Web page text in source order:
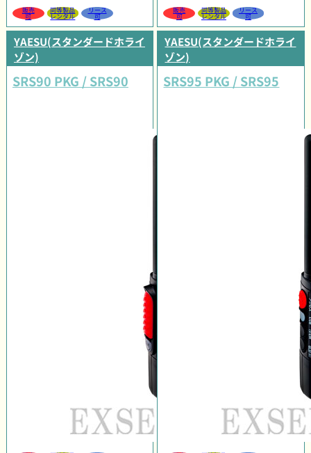
販売
可
同等製品
レンタル
リース
可
販売
可
同等製品
レンタル
リース
可
YAESU(スタンダードホライ
ゾン)
SRS90 PKG / SRS90
YAESU(スタンダードホライ
ゾン)
SRS95 PKG / SRS95